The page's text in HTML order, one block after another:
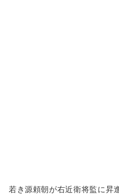
若き源頼朝が右近衛将監に昇